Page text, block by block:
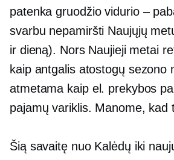
patenkagruodžio vidurio –
svarbu nepamiršti Naujųjų
ir dieną). Nors Naujieji metai
kaip antgalisatostogų sezono
atmetama kaip el. prekybos
pajamų variklis. Manome, kad
Šią savaitę nuo Kalėdų iki